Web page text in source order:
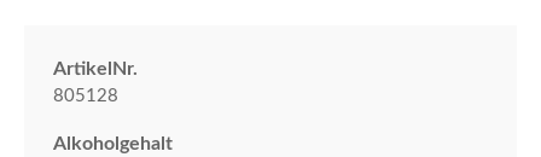
ArtikelNr.
805128
Alkoholgehalt